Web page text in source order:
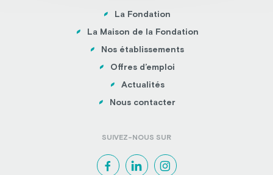
La Fondation
La Maison de la Fondation
Nos établissements
Offres d’emploi
Actualités
Nous contacter
SUIVEZ-NOUS SUR